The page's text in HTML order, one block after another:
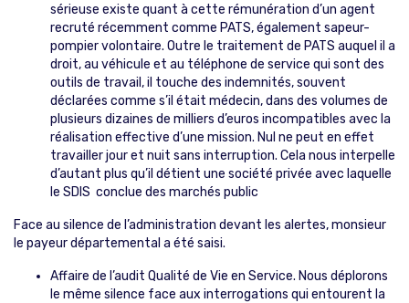
sérieuse existe quant à cette rémunération d’un agent
recruté récemment comme PATS, également sapeur-
pompier volontaire. Outre le traitement de PATS auquel il a
droit, au véhicule et au téléphone de service qui sont des
outils de travail, il touche des indemnités, souvent
déclarées comme s’il était médecin, dans des volumes de
plusieurs dizaines de milliers d’euros incompatibles avec la
réalisation effective d’une mission. Nul ne peut en effet
travailler jour et nuit sans interruption. Cela nous interpelle
d’autant plus qu’il détient une société privée avec laquelle
le SDIS conclue des marchés public
Face au silence de l’administration devant les alertes, monsieur
le payeur départemental a été saisi.
Affaire de l’audit Qualité de Vie en Service. Nous déplorons
le même silence face aux interrogations qui entourent la